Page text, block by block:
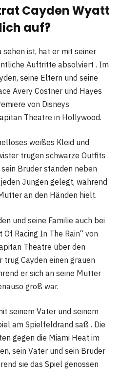
Cayden Wyatt
auf?
ist, hat er mit seiner
Auftritte absolviert . Im
seine Eltern und seine
Avery Costner und Hayes
von Disneys
Theatre in Hollywood.
weißes Kleid und
trugen schwarze Outfits
Bruder standen neben
Jungen gelegt, während
an den Händen hielt.
und seine Familie auch bei
Racing In The Rain“ von
Theatre über den
trug Cayden einen grauen
er sich an seine Mutter
groß war.
seinem Vater und seinem
am Spielfeldrand saß . Die
gegen die Miami Heat im
sein Vater und sein Bruder
sie das Spiel genossen